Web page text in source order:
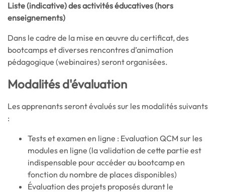
Liste (indicative) des activités éducatives (hors
enseignements)
Dans le cadre de la mise en œuvre du certificat, des
bootcamps et diverses rencontres d’animation
pédagogique (webinaires) seront organisées.
Modalités d'évaluation
Les apprenants seront évalués sur les modalités suivants
:
Tests et examen en ligne : Evaluation QCM sur les
modules en ligne (la validation de cette partie est
indispensable pour accéder au bootcamp en
fonction du nombre de places disponibles)
Évaluation des projets proposés durant le